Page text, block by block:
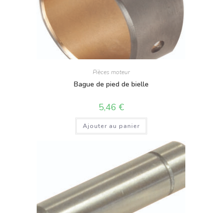
Pièces moteur
Bague de pied de bielle
5,46 €
Ajouter au panier